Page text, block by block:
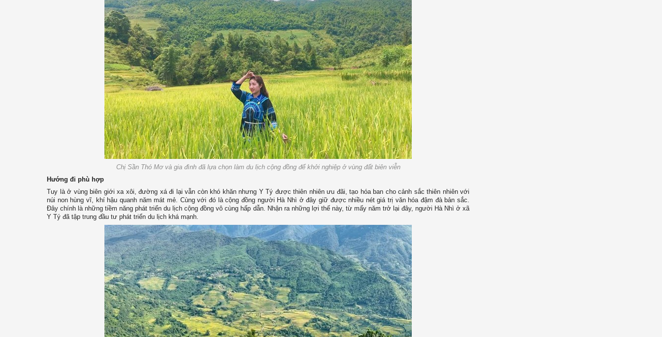
Chị Sần Thó Mơ và gia đình đã lựa chọn làm du lịch cộng đồng để khởi nghiệp ở vùng đất biên viễn
Hướng đi phù hợp
Tuy là ở vùng biên giới xa xôi, đường xá đi lại vẫn còn khó khăn nhưng Y Tý được thiên nhiên ưu đãi, tạo hóa ban cho cảnh sắc thiên nhiên với
núi non hùng vĩ, khí hậu quanh năm mát mẻ. Cùng với đó là cộng đồng người Hà Nhì ở đây giữ được nhiều nét giá trị văn hóa đậm đà bản sắc.
Đây chính là những tiềm năng phát triển du lịch cộng đồng vô cùng hấp dẫn. Nhận ra những lợi thế này, từ mấy năm trở lại đây, người Hà Nhì ở xã
Y Tý đã tập trung đầu tư phát triển du lịch khá mạnh.